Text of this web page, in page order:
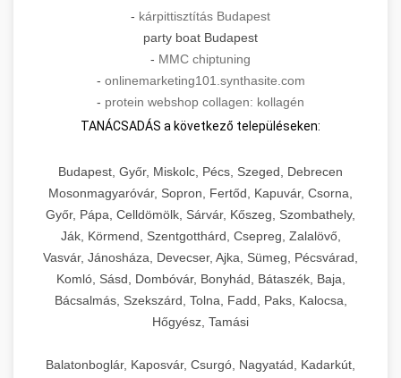
- kárpittisztítás Budapest
party boat Budapest
- MMC chiptuning
- onlinemarketing101.synthasite.com
- protein webshop collagen: kollagén
TANÁCSADÁS a következő településeken:
Budapest, Győr, Miskolc, Pécs, Szeged, Debrecen
Mosonmagyaróvár, Sopron, Fertőd, Kapuvár, Csorna,
Győr, Pápa, Celldömölk, Sárvár, Kőszeg, Szombathely,
Ják, Körmend, Szentgotthárd, Csepreg, Zalalövő,
Vasvár, Jánosháza, Devecser, Ajka, Sümeg, Pécsvárad,
Komló, Sásd, Dombóvár, Bonyhád, Bátaszék, Baja,
Bácsalmás, Szekszárd, Tolna, Fadd, Paks, Kalocsa,
Hőgyész, Tamási
Balatonboglár, Kaposvár, Csurgó, Nagyatád, Kadarkút,